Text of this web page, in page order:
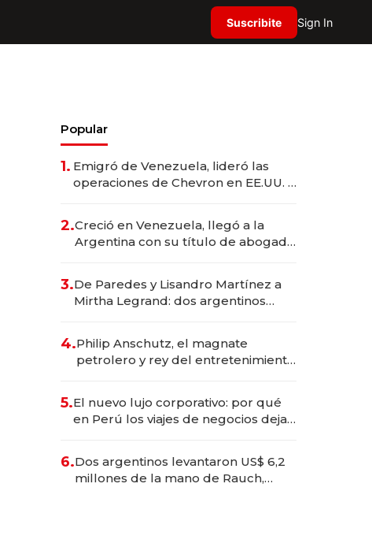
Suscribite Sign In
Popular
1. Emigró de Venezuela, lideró las
operaciones de Chevron en EE.UU. y
2.Creció en Venezuela, llegó a la
Argentina con su título de abogado
marcas "fast premium"
3.De Paredes y Lisandro Martínez a
Mirtha Legrand: dos argentinos
4.Philip Anschutz, el magnate
petrolero y rey del entretenimiento
5.El nuevo lujo corporativo: por qué
en Perú los viajes de negocios dejan
en experiencias transformadoras
6.Dos argentinos levantaron US$ 6,2
millones de la mano de Rauch,